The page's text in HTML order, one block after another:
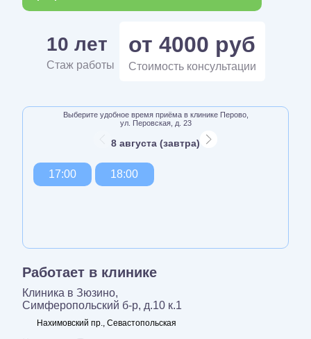
10 лет
Стаж работы
от 4000 руб
Стоимость консультации
Выберите удобное время приёма в клинике Перово,
ул. Перовская, д. 23
8 августа (завтра)
17:00 18:00
Работает в клинике
Клиника в Зюзино,
Симферопольский б-р, д.10 к.1
Нахимовский пр., Севастопольская